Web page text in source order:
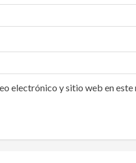
electrónico y sitio web en